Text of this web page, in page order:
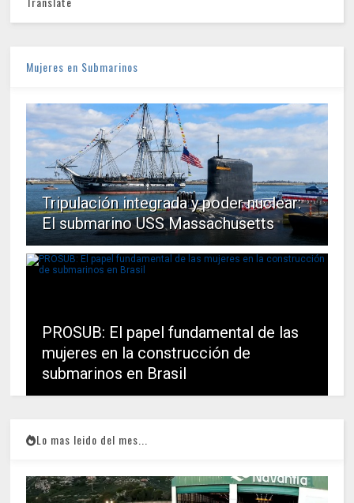
Mujeres en Submarinos
Tripulación integrada y poder nuclear:
El submarino USS Massachusetts
PROSUB: El papel fundamental de las
mujeres en la construcción de
submarinos en Brasil
Lo mas leido del mes...